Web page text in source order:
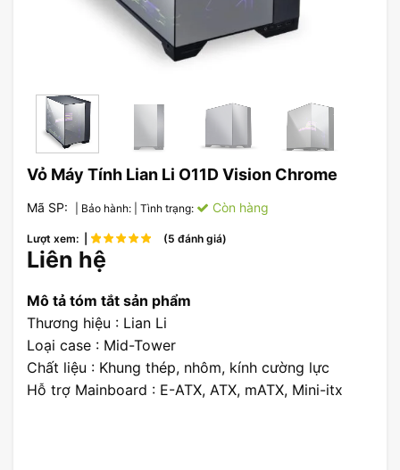
Vỏ Máy Tính Lian Li O11D Vision Chrome
Mã SP: | Bảo hành: | Tình trạng: Còn hàng
Lượt xem: | (5 đánh giá)
Liên hệ
Mô tả tóm tắt sản phẩm
Thương hiệu : Lian Li
Loại case : Mid-Tower
Chất liệu : Khung thép, nhôm, kính cường lực
Hỗ trợ Mainboard : E-ATX, ATX, mATX, Mini-itx